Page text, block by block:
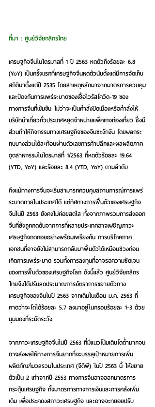
ที่มา : ศูนย์วิจัยกสิกรไทย
เศรษฐกิจจีนในไตรมาสที่ 1 ปี 2563 หดตัวถึงร้อยละ 6.8
(YoY) เป็นครั้งแรกที่เศรษฐกิจจีนหดตัวนับตั้งแต่มีการจัดเก็บ
สถิติมาตั้งแต่ปี 2535 โดยสาเหตุหลักมาจากมาตรการควบคุม
และป้องกันการแพร่ระบาดของเชื้อไวรัสโควิด-19 ของ
ทางการจีนที่เข้มข้น ไม่ว่าจะเป็นคำสั่งปิดเมืองหรือคำสั่งให้
บริษัทนำเที่ยวทั่วประเทศหยุดจำหน่ายแพ็คเกจท่องเที่ยว ซึ่งมี
ส่วนทำให้กิจกรรมทางเศรษฐกิจของจีนชะงักงัน โดยผลกระ
ทบบางส่วนได้สะท้อนผ่านตัวเลขการค้าปลีกและผลผลิตภาค
อุตสาหกรรมในไตรมาสที่ 1/2563 ที่หดตัวร้อยละ 19.64
(YTD, YoY) และร้อยละ 8.4 (YTD, YoY) ตามลำดับ
ถึงแม้ทางการจีนจะเริ่มสามารถควบคุมสถานการณ์การแพร่
ระบาดภายในประเทศได้ แต่ทิศทางการฟื้นตัวของเศรษฐกิจ
จีนในปี 2563 ยังคงไม่ค่อยสดใส ทั้งจากภาพรวมการส่งออก
จีนที่ยังถูกกดดันจากการที่หลายประเทศอาจเผชิญภาวะ
เศรษฐกิจถดถอยอย่างพร้อมเพรียงกัน การบริโภคภาค
เอกชนที่อาจยังไม่สามารถกลับมาฟื้นตัวได้เหมือนช่วงก่อน
เกิดการแพร่ระบาด รวมทั้งการลงทุนที่อาจรอความชัดเจน
ของการฟื้นตัวของเศรษฐกิจโลก ดังนี้แล้ว ศูนย์วิจัยกสิกร
ไทยจึงได้ปรับลดประมาณการอัตราการขยายตัวทาง
เศรษฐกิจของจีนในปี 2563 จากเดิมในเดือน ม.ค. 2563 ที่
คาดว่าจะโตได้ร้อยละ 5.7 ลงมาอยู่ในกรอบร้อยละ 1-3 ด้วย
มุมมองที่ระมัดระวัง
จากภาวะเศรษฐกิจจีนในปี 2563 ที่มีแนวโน้มเติบโตต่ำมากจน
อาจส่งผลให้ทางการจีนยากที่จะบรรลุเป้าหมายการเพิ่ม
ผลิตภัณฑ์มวลรวมในประเทศ (จีดีพี) ในปี 2563 นี้ ให้ขยาย
ตัวเป็น 2 เท่าจากปี 2553 ทางการจีนอาจออกมาตรการ
กระตุ้นเศรษฐกิจ ทั้งมาตรการทางการเงินและการคลังเพิ่ม
เติม เพื่อประคองสภาวะเศรษฐกิจ และอาจจะทยอยปรับ